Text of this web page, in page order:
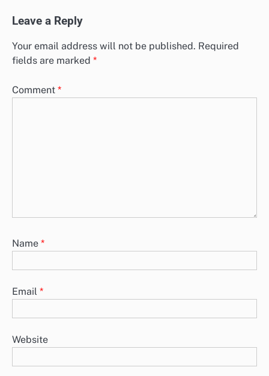
Leave a Reply
Your email address will not be published. Required
fields are marked *
Comment *
Name *
Email *
Website